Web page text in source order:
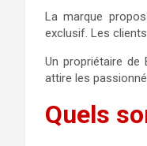
La marque
exclusif. Les
Un propriétaire
attire les
Quels